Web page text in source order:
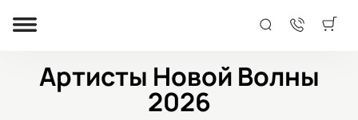
Артисты Новой Волны
2026